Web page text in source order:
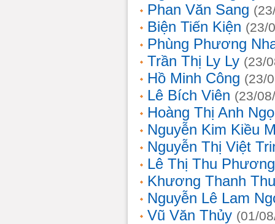
Phan Văn Sang
Biện Tiến Kiện (23/
Phùng Phương
Trần Thị Ly Ly (23/
Hồ Minh Công (23/
Lê Bích Viên (23/
Hoàng Thị Anh
Nguyễn Kim Kiều
Nguyễn Thị Việt
Lê Thị Thu Phương
Khương Thanh
Nguyễn Lê Lam
Vũ Văn Thủy (01/